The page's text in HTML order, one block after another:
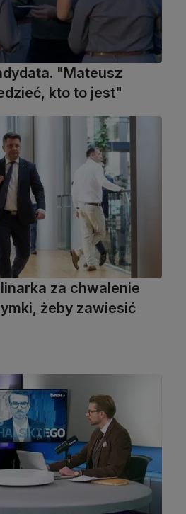
"Mateusz
kto to jest"
za chwalenie
żeby zawiesić